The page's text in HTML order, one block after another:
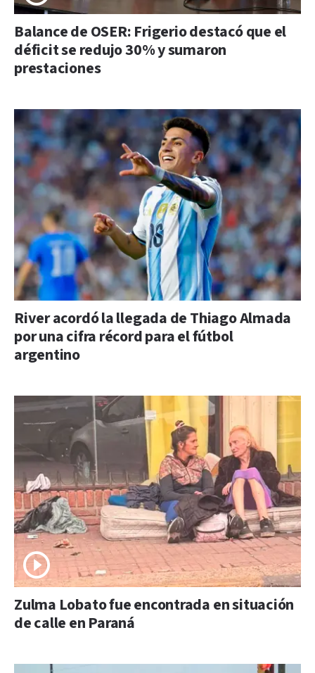
Balance de OSER: Frigerio destacó que el
déficit se redujo 30% y sumaron
prestaciones
River acordó la llegada de Thiago Almada
por una cifra récord para el fútbol
argentino
Zulma Lobato fue encontrada en situación
de calle en Paraná